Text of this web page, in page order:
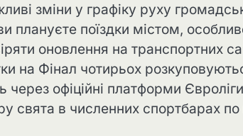
зміни у графіку руху
плануєте поїздки містом,
оновлення на транспортних
на Фінал чотирьох
через офіційні платформи
свята в численних спортбарах